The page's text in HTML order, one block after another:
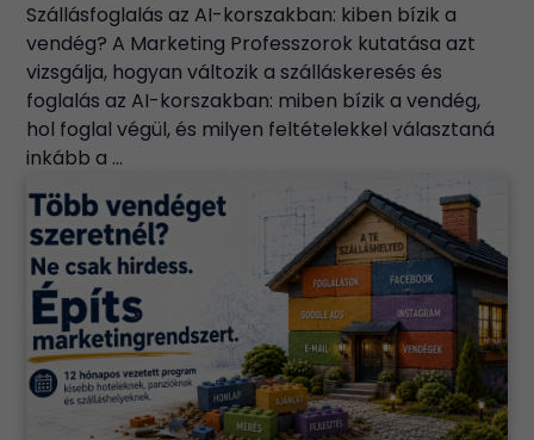
Szállásfoglalás az AI-korszakban: kiben bízik a
vendég? A Marketing Professzorok kutatása azt
vizsgálja, hogyan változik a szálláskeresés és
foglalás az AI-korszakban: miben bízik a vendég,
hol foglal végül, és milyen feltételekkel választaná
inkább a ...